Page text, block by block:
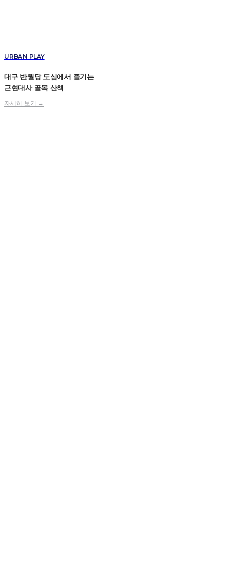
URBAN PLAY
대구 반월당 도심에서 즐기는
근현대사 골목 산책
자세히 보기 →